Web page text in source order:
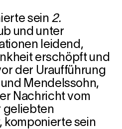
sein 2.
und unter
leidend,
erschöpft und
der Uraufführung
Mendelssohn,
Nachricht vom
geliebten
komponierte sein